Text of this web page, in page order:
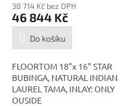
38 714 Kč bez DPH
46 844 Kč
Do košíku
FLOORTOM 18"x 16" STAR
BUBINGA, NATURAL INDIAN
LAUREL TAMA, INLAY: ONLY
OUSIDE